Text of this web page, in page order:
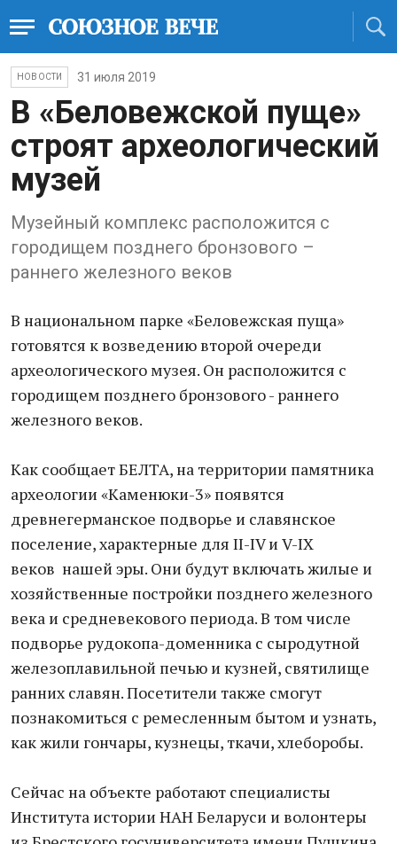
НОВОСТИ 31 июля 2019
В «Беловежской пуще»
строят археологический
музей
Музейный комплекс расположится с
городищем позднего бронзового –
раннего железного веков
В национальном парке «Беловежская пуща»
готовятся к возведению второй очереди
археологического музея. Он расположится с
городищем позднего бронзового - раннего
железного веков.
Как сообщает БЕЛТА, на территории памятника
археологии «Каменюки-3» появятся
древнегерманское подворье и славянское
поселение, характерные для II-IV и V-IX
веков нашей эры. Они будут включать жилые и
хозяйственные постройки позднего железного
века и средневекового периода. В том числе
подворье рудокопа-доменника с сыродутной
железоплавильной печью и кузней, святилище
ранних славян. Посетители также смогут
познакомиться с ремесленным бытом и узнать,
как жили гончары, кузнецы, ткачи, хлеборобы.
Сейчас на объекте работают специалисты
Института истории НАН Беларуси и волонтеры